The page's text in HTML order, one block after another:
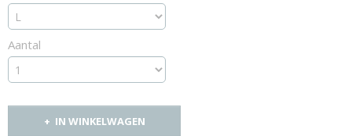
Aantal
IN WINKELWAGEN